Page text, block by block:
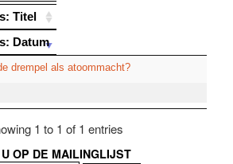
Titel
Datum
drempel als atoommacht?
1 to 1 of 1 entries
OP DE MAILINGLIJST
Titel
Datum